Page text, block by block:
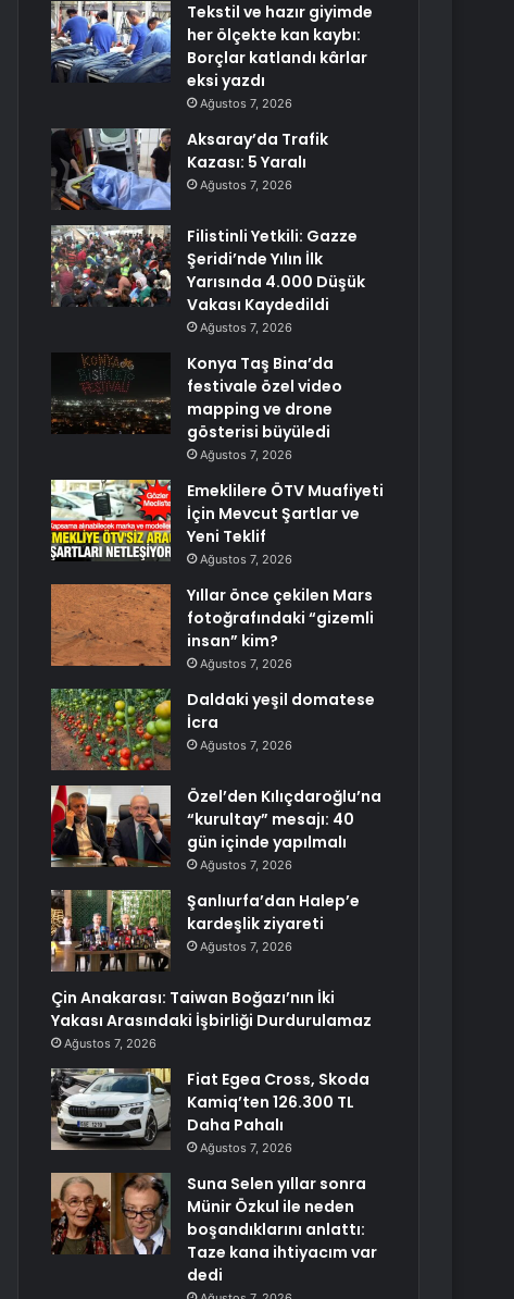
Tekstil ve hazır giyimde
her ölçekte kan kaybı:
Borçlar katlandı kârlar
eksi yazdı
Ağustos 7, 2026
Aksaray’da Trafik
Kazası: 5 Yaralı
Ağustos 7, 2026
Filistinli Yetkili: Gazze
Şeridi’nde Yılın İlk
Yarısında 4.000 Düşük
Vakası Kaydedildi
Ağustos 7, 2026
Konya Taş Bina’da
festivale özel video
mapping ve drone
gösterisi büyüledi
Ağustos 7, 2026
Emeklilere ÖTV Muafiyeti
İçin Mevcut Şartlar ve
Yeni Teklif
Ağustos 7, 2026
Yıllar önce çekilen Mars
fotoğrafındaki “gizemli
insan” kim?
Ağustos 7, 2026
Daldaki yeşil domatese
İcra
Ağustos 7, 2026
Özel’den Kılıçdaroğlu’na
“kurultay” mesajı: 40
gün içinde yapılmalı
Ağustos 7, 2026
Şanlıurfa’dan Halep’e
kardeşlik ziyareti
Ağustos 7, 2026
Çin Anakarası: Taiwan Boğazı’nın İki
Yakası Arasındaki İşbirliği Durdurulamaz
Ağustos 7, 2026
Fiat Egea Cross, Skoda
Kamiq’ten 126.300 TL
Daha Pahalı
Ağustos 7, 2026
Suna Selen yıllar sonra
Münir Özkul ile neden
boşandıklarını anlattı:
Taze kana ihtiyacım var
dedi